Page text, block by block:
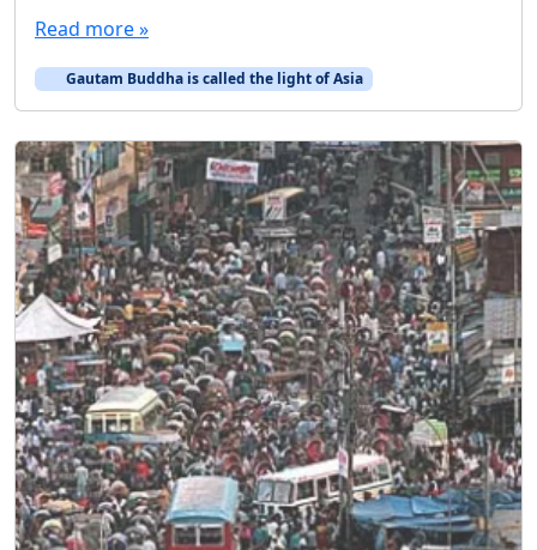
Read more »
Gautam Buddha is called the light of Asia